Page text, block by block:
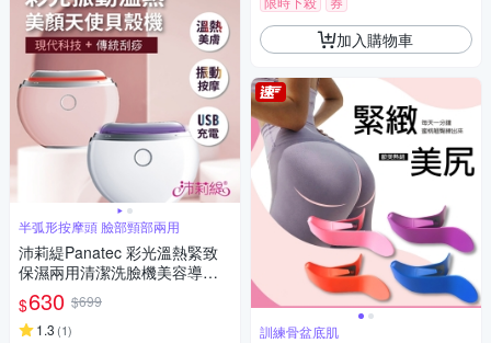
半弧形按摩頭 臉部頸部兩用
沛莉緹Panatec 彩光溫熱緊致
保濕兩用清潔洗臉機美容導入
儀 K-385
$630 $699
1.3 (1)
加入購物車
訓練骨盆底肌